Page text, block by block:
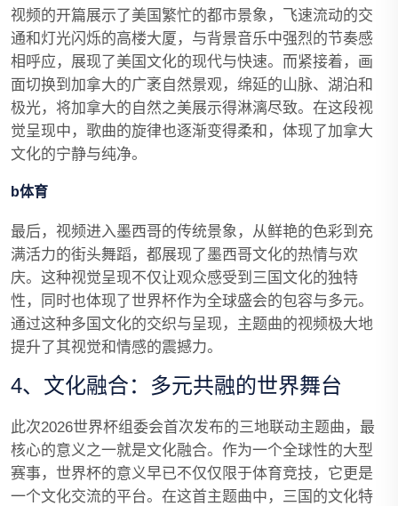
视频的开篇展示了美国繁忙的都市景象，飞速流动的交
通和灯光闪烁的高楼大厦，与背景音乐中强烈的节奏感
相呼应，展现了美国文化的现代与快速。而紧接着，画
面切换到加拿大的广袤自然景观，绵延的山脉、湖泊和
极光，将加拿大的自然之美展示得淋漓尽致。在这段视
觉呈现中，歌曲的旋律也逐渐变得柔和，体现了加拿大
文化的宁静与纯净。
b体育
最后，视频进入墨西哥的传统景象，从鲜艳的色彩到充
满活力的街头舞蹈，都展现了墨西哥文化的热情与欢
庆。这种视觉呈现不仅让观众感受到三国文化的独特
性，同时也体现了世界杯作为全球盛会的包容与多元。
通过这种多国文化的交织与呈现，主题曲的视频极大地
提升了其视觉和情感的震撼力。
4、文化融合：多元共融的世界舞台
此次2026世界杯组委会首次发布的三地联动主题曲，最
核心的意义之一就是文化融合。作为一个全球性的大型
赛事，世界杯的意义早已不仅仅限于体育竞技，它更是
一个文化交流的平台。在这首主题曲中，三国的文化特